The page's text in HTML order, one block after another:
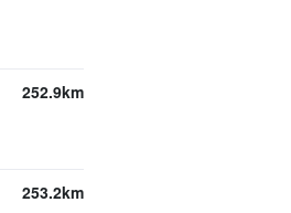
252.9km
253.2km